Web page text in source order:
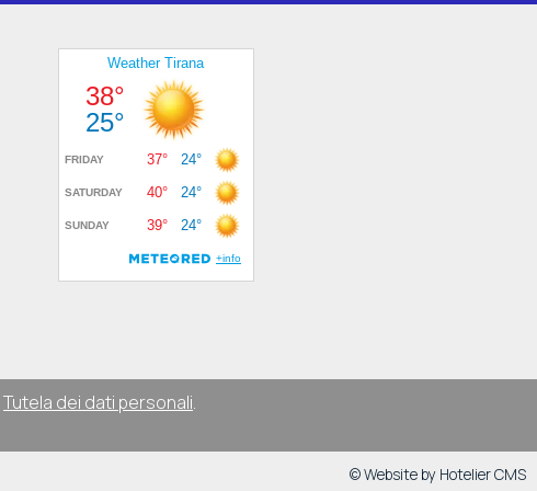
Tutela dei dati personali.
© Website by Hotelier CMS